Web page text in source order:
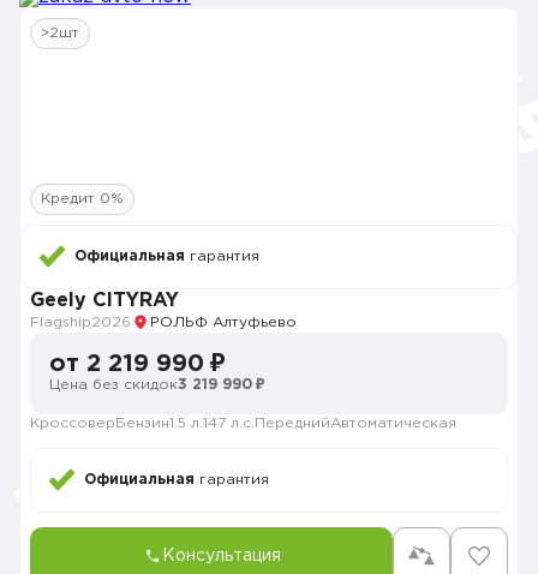
>2шт
Кредит 0%
Официальная гарантия
Geely CITYRAY
Flagship2026 РОЛЬФ Алтуфьево
от 2 219 990 ₽
Цена без скидок3 219 990 ₽
Кроссовер Бензин1.5 л. 147 л.с. ПереднийАвтоматическая
Официальная гарантия
Консультация